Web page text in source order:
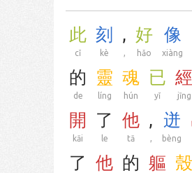
此
cǐ
刻
kè
,
,
好
hǎo
像
xiàng
的
de
靈
líng
魂
hún
已
yǐ
經
jīng
開
kāi
了
le
他
tā
,
,
迸
bèng
了 他 的 軀 殼